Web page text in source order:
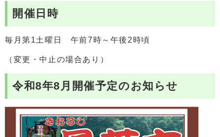
開催日時
毎月第1土曜日 午前7時～午後2時頃
（変更・中止の場合あり）
令和8年8月開催予定のお知らせ